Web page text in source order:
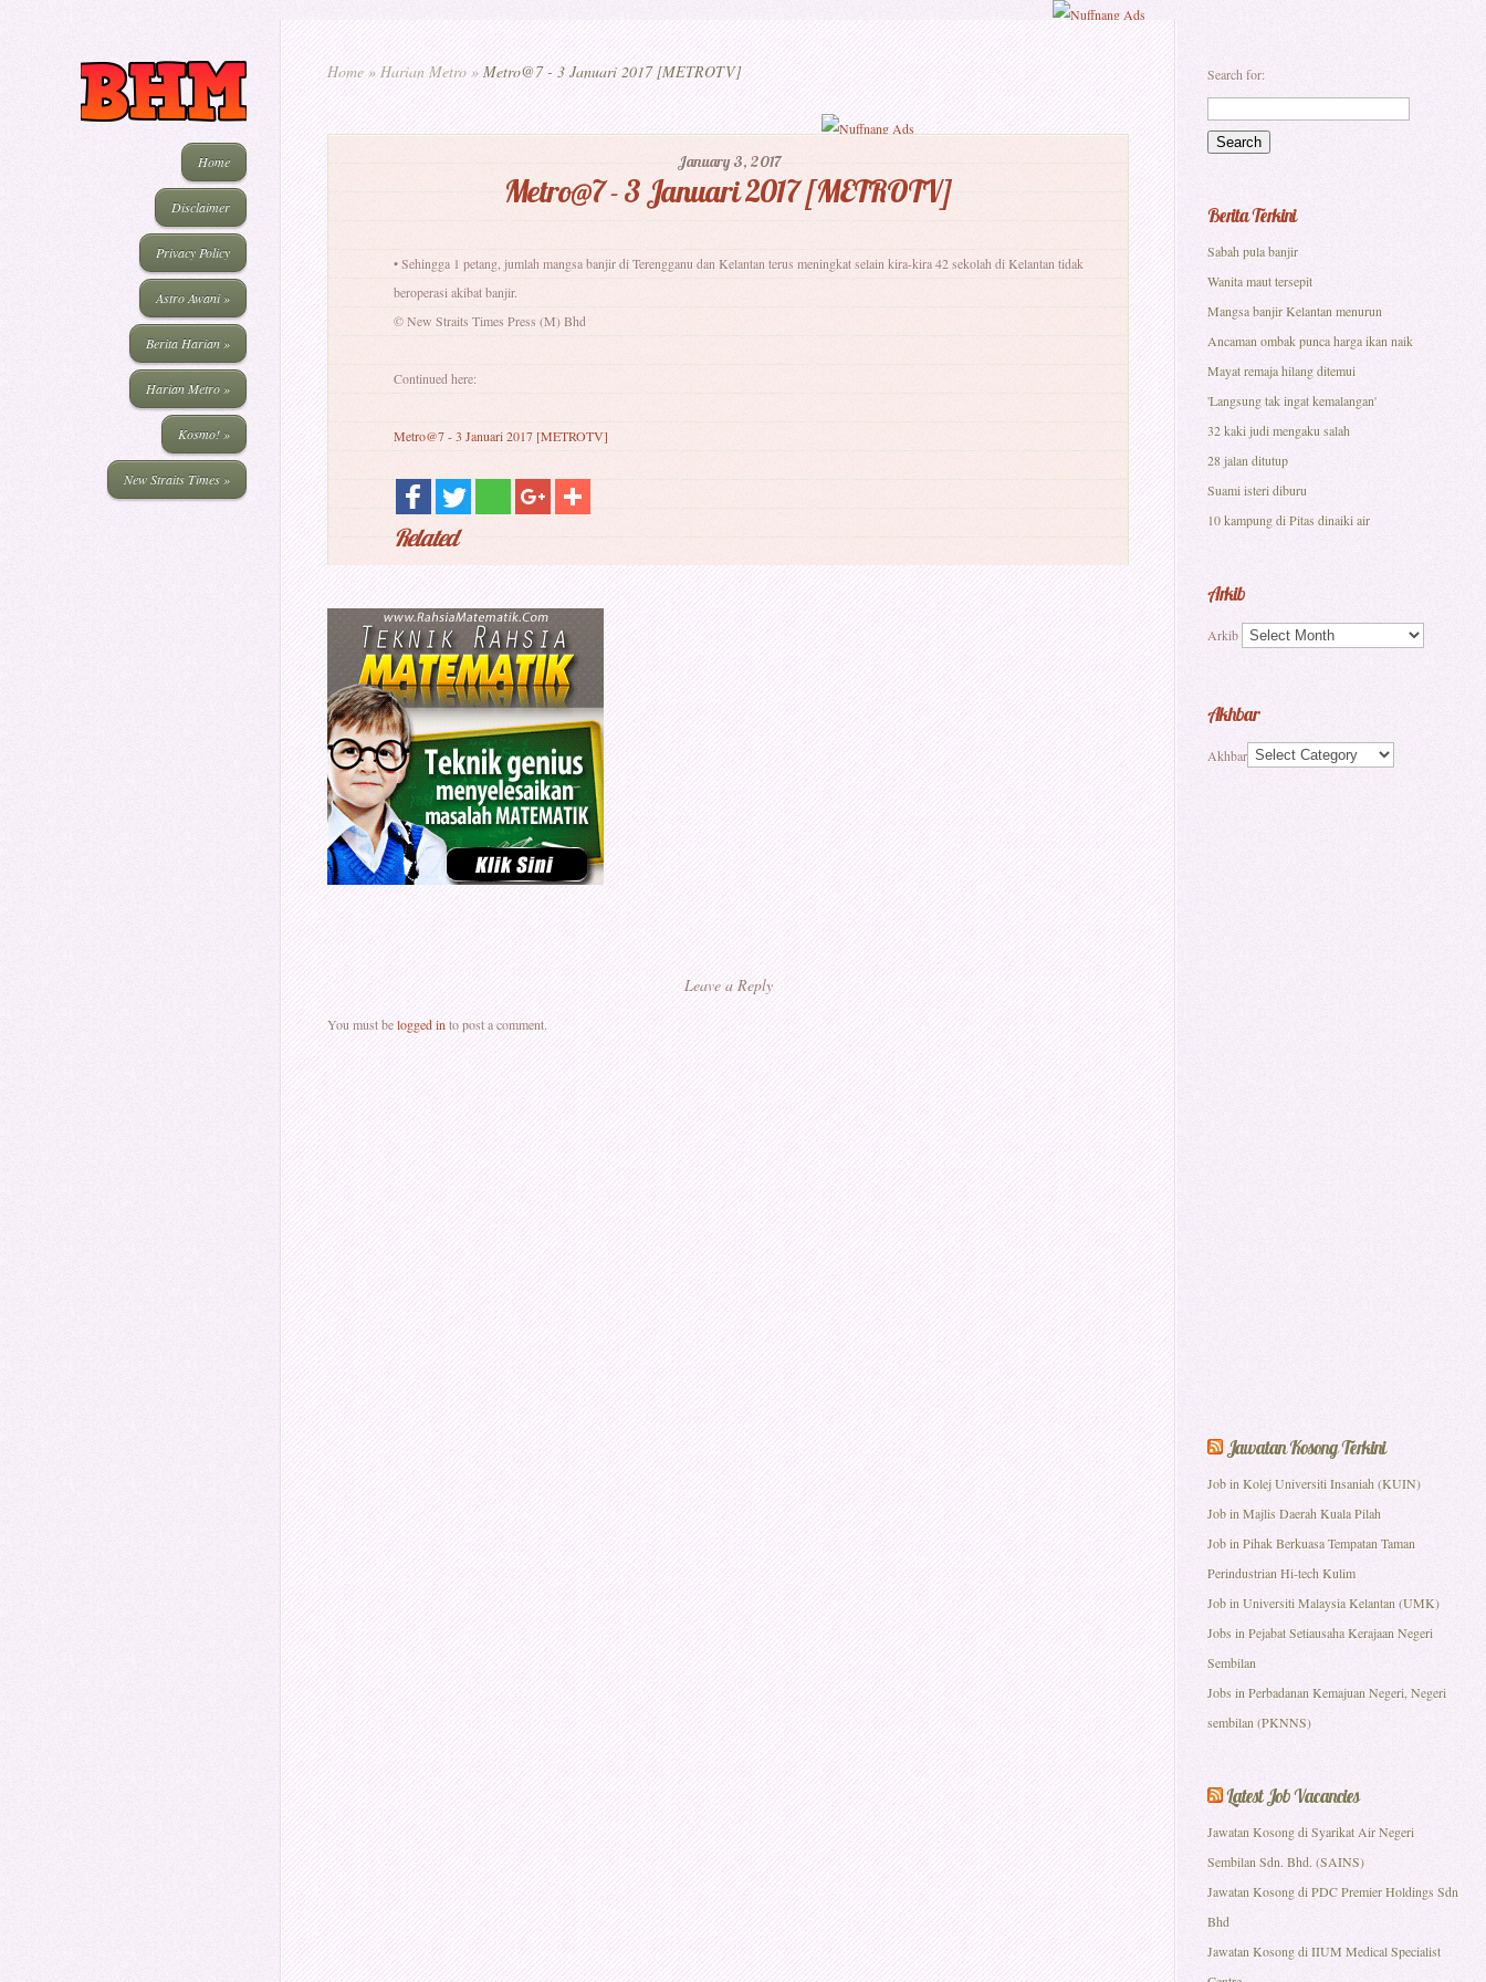
Home
Disclaimer
Privacy Policy
Astro Awani»
Berita Harian»
Harian Metro»
Kosmo!»
New Straits Times»
Home » Harian Metro »Metro@7 - 3 Januari 2017 [METROTV]
January 3, 2017
Metro@7 - 3 Januari 2017 [METROTV]
• Sehingga 1 petang, jumlah mangsa banjir di Terengganu dan Kelantan terus meningkat selain kira-kira 42 sekolah di Kelantan tidak
beroperasi akibat banjir.
© New Straits Times Press (M) Bhd
Continued here:
Metro@7 - 3 Januari 2017 [METROTV]
Related
Leave a Reply
You must belogged in to post a comment.
Search for:
Berita Terkini
Sabah pula banjir
Wanita maut tersepit
Mangsa banjir Kelantan menurun
Ancaman ombak punca harga ikan naik
Mayat remaja hilang ditemui
'Langsung tak ingat kemalangan'
32 kaki judi mengaku salah
28 jalan ditutup
Suami isteri diburu
10 kampung di Pitas dinaiki air
Arkib
Arkib
Akhbar
Akhbar
Jawatan Kosong Terkini
Job in Kolej Universiti Insaniah (KUIN)
Job in Majlis Daerah Kuala Pilah
Job in Pihak Berkuasa Tempatan Taman
Perindustrian Hi-tech Kulim
Job in Universiti Malaysia Kelantan (UMK)
Jobs in Pejabat Setiausaha Kerajaan Negeri
Sembilan
Jobs in Perbadanan Kemajuan Negeri, Negeri
sembilan (PKNNS)
Latest Job Vacancies
Jawatan Kosong di Syarikat Air Negeri
Sembilan Sdn. Bhd. (SAINS)
Jawatan Kosong di PDC Premier Holdings Sdn
Bhd
Jawatan Kosong di IIUM Medical Specialist